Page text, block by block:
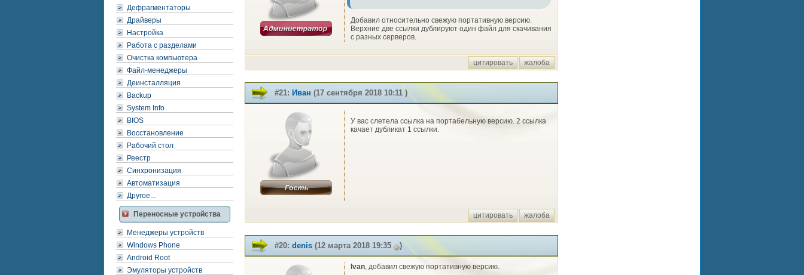
Дефрагментаторы
Драйверы
Настройка
Работа с разделами
Очистка компьютера
Файл-менеджеры
Деинсталляция
Backup
System Info
BIOS
Восстановление
Рабочий стол
Реестр
Синхронизация
Автоматизация
Другое...
Переносные устройства
Менеджеры устройств
Windows Phone
Android Root
Эмуляторы устройств
Добавил относительно свежую портативную версию.
Верхние две ссылки дублируют один файл для скачивания
с разных серверов.
цитировать жалоба
#21: Иван (17 сентября 2018 10:11 )
У вас слетела ссылка на портабельную версию. 2 ссылка
качает дубликат 1 ссылки.
цитировать жалоба
#20: denis (12 марта 2018 19:35 )
Ivan, добавил свежую портативную версию.